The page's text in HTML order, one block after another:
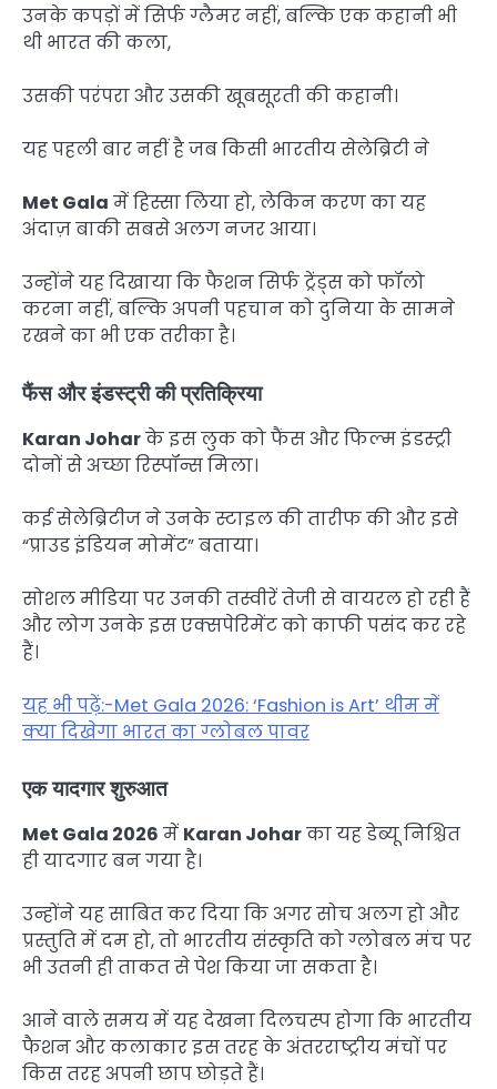
उनके कपड़ों में सिर्फ ग्लैमर नहीं, बल्कि एक कहानी भी
थी भारत की कला,
उसकी परंपरा और उसकी खूबसूरती की कहानी।
यह पहली बार नहीं है जब किसी भारतीय सेलेब्रिटी ने
Met Gala में हिस्सा लिया हो, लेकिन करण का यह
अंदाज़ बाकी सबसे अलग नजर आया।
उन्होंने यह दिखाया कि फैशन सिर्फ ट्रेंड्स को फॉलो
करना नहीं, बल्कि अपनी पहचान को दुनिया के सामने
रखने का भी एक तरीका है।
फैंस और इंडस्ट्री की प्रतिक्रिया
Karan Joharके इस लुक को फैंस और फिल्म इंडस्ट्री
दोनों से अच्छा रिस्पॉन्स मिला।
कई सेलेब्रिटीज ने उनके स्टाइल की तारीफ की और इसे
“प्राउड इंडियन मोमेंट” बताया।
सोशल मीडिया पर उनकी तस्वीरें तेजी से वायरल हो रही हैं
और लोग उनके इस एक्सपेरिमेंट को काफी पसंद कर रहे
हैं।
यह भी पढ़ें:-Met Gala 2026: ‘Fashion is Art’ थीम में
क्या दिखेगा भारत का ग्लोबल पावर
एक यादगार शुरुआत
Met Gala 2026 में Karan Joharका यह डेब्यू निश्चित
ही यादगार बन गया है।
उन्होंने यह साबित कर दिया कि अगर सोच अलग हो और
प्रस्तुति में दम हो, तो भारतीय संस्कृति को ग्लोबल मंच पर
भी उतनी ही ताकत से पेश किया जा सकता है।
आने वाले समय में यह देखना दिलचस्प होगा कि भारतीय
फैशन और कलाकार इस तरह के अंतरराष्ट्रीय मंचों पर
किस तरह अपनी छाप छोड़ते हैं।